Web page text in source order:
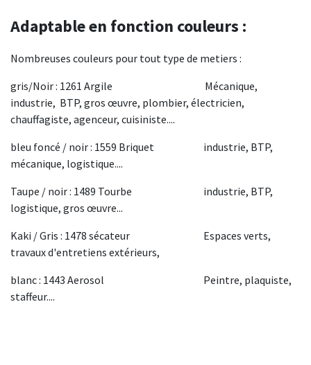
Adaptable en fonction couleurs :
Nombreuses couleurs pour tout type de metiers :
gris/Noir : 1261 Argile
​Mécanique,
industrie, BTP, gros œuvre, plombier, électricien,
chauffagiste, agenceur, cuisiniste.... ​
bleu foncé / noir : 1559 Briquet
​industrie, BTP,
mécanique, logistique....
Taupe / noir : 1489 Tourbe
​industrie, BTP,
logistique, gros œuvre...
Kaki / Gris : 1478 sécateur
​Espaces verts,
travaux d'entretiens extérieurs,
blanc : 1443 Aerosol
​Peintre, plaquiste,
staffeur....